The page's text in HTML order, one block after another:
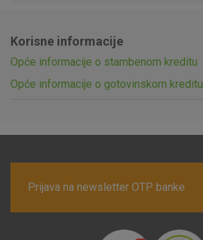
Korisne informacije
Opće informacije o stambenom kreditu
Opće informacije o gotovinskom kreditu
Prijava na newsletter OTP banke